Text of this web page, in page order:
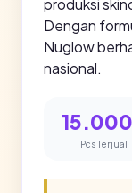
produksi
Dengan
Nuglow
nasional.
Pcs Terjual